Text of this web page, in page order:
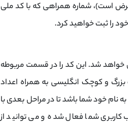
است)، شماره همراهی که با کد ملی
را ثبت خواهید کرد.
تایید 5 رقمی برای شما ارسال خواهد شد. این کد را در قسمت مربوطه
8 تا 20 کاراکتر شامل حروف بزرگ و کوچک انگلیسی به همراه اعداد
نام خود شما باشد تا در مراحل بعدی با
شما فعال شده و می ‌توانید از